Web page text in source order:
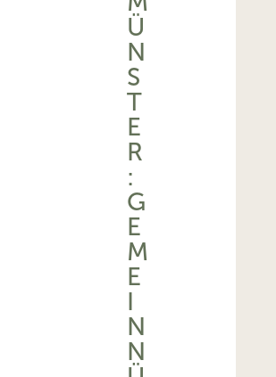
Ü
N
S
T
E
R
:
G
E
M
E
I
N
N